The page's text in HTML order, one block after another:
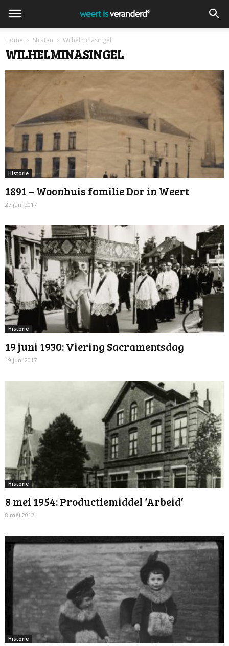
Home Straten Wilhelminasingel
WILHELMINASINGEL
Historie
1891 – Woonhuis familie Dor in Weert
27 juni 2017
Historie
19 juni 1930: Viering Sacramentsdag
19 juni 2017
Historie
8 mei 1954: Productiemiddel ‘Arbeid’
8 mei 2017
Historie